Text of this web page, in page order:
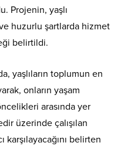
Projenin, yaşlı
huzurlu şartlarda hizmet
belirtildi.
yaşlıların toplumun en
onların yaşam
arasında yer
üzerinde çalışılan
belirten